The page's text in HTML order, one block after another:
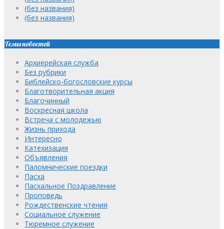
(без названия)
(без названия)
Темы новостей
Архиерейская служба
Без рубрики
Библейско-богословские курсы
Благотворительная акция
Благочинный
Воскресная школа
Встреча с молодежью
Жизнь прихода
Интересно
Катехизация
Объявления
Паломнические поездки
Пасха
Пасхальное Поздравление
Проповедь
Рождественские чтения
Социальное служение
Тюремное служение